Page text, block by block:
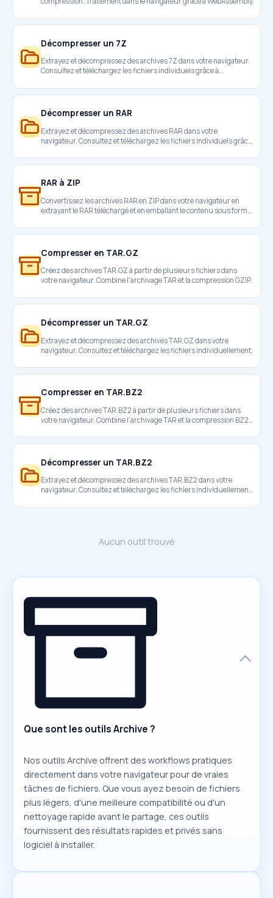
Décompresser un 7Z
Extrayez et décompressez des archives 7Z dans votre navigateur.
Consultez et téléchargez les fichiers individuels grâce à
Décompresser un RAR
Extrayez et décompressez des archives RAR dans votre
navigateur. Consultez et téléchargez les fichiers individuels grâce
RAR à ZIP
Convertissez les archives RAR en ZIP dans votre navigateur en
extrayant le RAR téléchargé et en emballant le contenu sous forme
Compresser en TAR.GZ
Créez des archives TAR.GZ à partir de plusieurs fichiers dans
votre navigateur. Combine l'archivage TAR et la compression GZIP.
Décompresser un TAR.GZ
Extrayez et décompressez des archives TAR.GZ dans votre
navigateur. Consultez et téléchargez les fichiers individuellement.
Compresser en TAR.BZ2
Créez des archives TAR.BZ2 à partir de plusieurs fichiers dans
votre navigateur. Combine l'archivage TAR et la compression BZ2
Décompresser un TAR.BZ2
Extrayez et décompressez des archives TAR.BZ2 dans votre
navigateur. Consultez et téléchargez les fichiers individuellement
Aucun outil trouvé
Que sont les outils Archive ?
Nos outils Archive offrent des workflows pratiques
directement dans votre navigateur pour de vraies
tâches de fichiers. Que vous ayez besoin de fichiers
plus légers, d'une meilleure compatibilité ou d'un
nettoyage rapide avant le partage, ces outils
fournissent des résultats rapides et privés sans
logiciel à installer.